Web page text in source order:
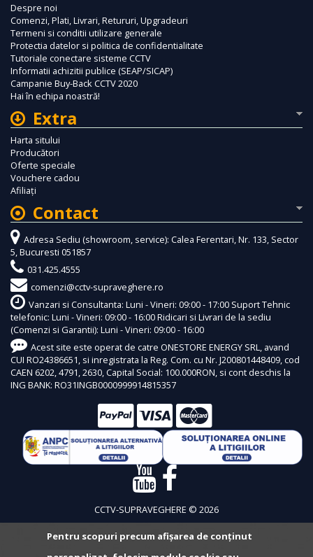
Despre noi
Comenzi, Plati, Livrari, Retururi, Upgradeuri
Termeni si conditii utilizare generale
Protectia datelor si politica de confidentialitate
Tutoriale conectare sisteme CCTV
Informatii achizitii publice (SEAP/SICAP)
Campanie Buy-Back CCTV 2020
Hai în echipa noastră!
Extra
Harta sitului
Producători
Oferte speciale
Vouchere cadou
Afiliaţi
Contact
Adresa Sediu (showroom, service): Calea Ferentari, Nr. 133, Sector
5, Bucuresti 051857
031.425.4555
comenzi@cctv-supraveghere.ro
Vanzari si Consultanta: Luni - Vineri: 09:00 - 17:00 Suport Tehnic
telefonic: Luni - Vineri: 09:00 - 16:00 Ridicari si Livrari de la sediu
(Comenzi si Garantii): Luni - Vineri: 09:00 - 16:00
Acest site este operat de catre ONESTORE ENERGY SRL, avand
CUI RO24386651, si inregistrata la Reg. Com. cu Nr. J200801448409, cod
CAEN 6202, 4791, 2630, Capital Social: 100.000RON, si cont deschis la
ING BANK: RO31INGB0000999914815357
CCTV-SUPRAVEGHERE © 2026
Pentru scopuri precum afișarea de conținut